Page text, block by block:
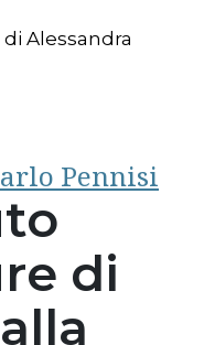
Alessandra
Pennisi
di